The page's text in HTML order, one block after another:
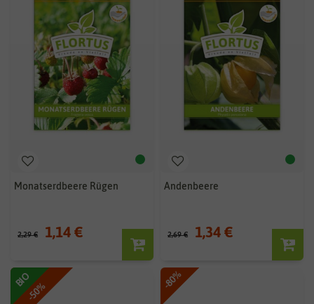
Monatserdbeere Rügen
2,29 € 1,14 €
Andenbeere
2,69 € 1,34 €
-50%
BIO -80%